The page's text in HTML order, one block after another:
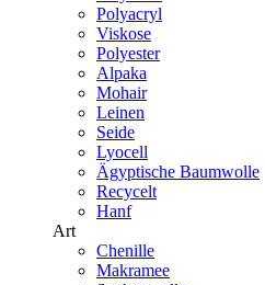
Polyacryl
Viskose
Polyester
Alpaka
Mohair
Leinen
Seide
Lyocell
Ägyptische Baumwolle
Recycelt
Hanf
Art
Chenille
Makramee